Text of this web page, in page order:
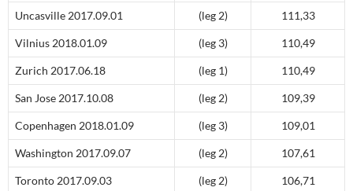
Uncasville 2017.09.01 (leg 2) 111,33
Vilnius 2018.01.09 (leg 3) 110,49
Zurich 2017.06.18 (leg 1) 110,49
San Jose 2017.10.08 (leg 2) 109,39
Copenhagen 2018.01.09 (leg 3) 109,01
Washington 2017.09.07 (leg 2) 107,61
Toronto 2017.09.03 (leg 2) 106,71